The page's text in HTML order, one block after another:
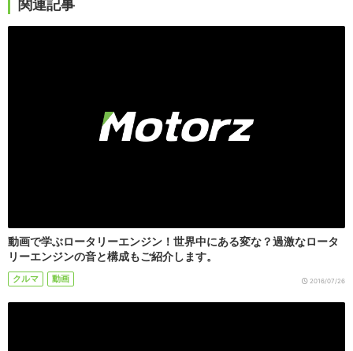
関連記事
動画で学ぶロータリーエンジン！世界中にある変な？過激なロータ
リーエンジンの音と構成もご紹介します。
クルマ 動画 2016/07/26